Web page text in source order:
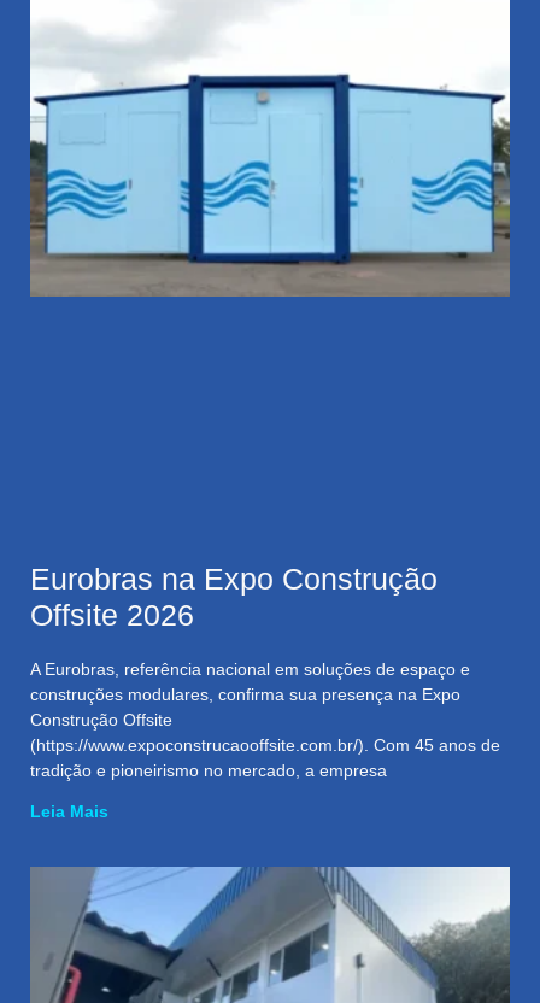
Eurobras na Expo Construção
Offsite 2026
A Eurobras, referência nacional em soluções de espaço e
construções modulares, confirma sua presença na Expo
Construção Offsite
(https://www.expoconstrucaooffsite.com.br/). Com 45 anos de
tradição e pioneirismo no mercado, a empresa
Leia Mais